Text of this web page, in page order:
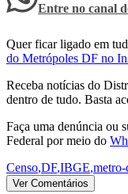
Entre no canal
Quer ficar ligado em
do Metrópoles DF no
Receba notícias do
dentro de tudo. Basta
Faça uma denúncia ou
Federal por meio do
Censo,DF,IBGE,metro-
Ver Comentários